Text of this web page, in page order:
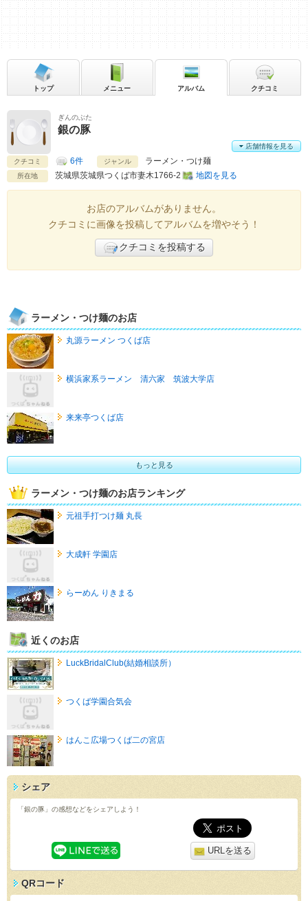
ぎんのぶた
銀の豚
クチコミ 6件 ジャンル ラーメン・つけ麺
所在地 茨城県茨城県つくば市妻木1766-2 地図を見る
店舗情報を見る
トップ メニュー アルバム クチコミ
お店のアルバムがありません。
クチコミに画像を投稿してアルバムを増やそう！
クチコミを投稿する
ラーメン・つけ麺のお店
丸源ラーメン つくば店
横浜家系ラーメン 清六家 筑波大学店
来来亭つくば店
もっと見る
ラーメン・つけ麺のお店ランキング
元祖手打つけ麺 丸長
大成軒 学園店
らーめん りきまる
近くのお店
LuckBridalClub(結婚相談所）
つくば学園合気会
はんこ広場つくば二の宮店
シェア
「銀の豚」の感想などをシェアしよう！
URLを送る
QRコード